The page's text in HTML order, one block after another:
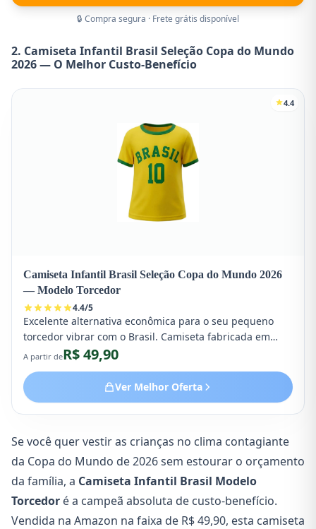
🔒 Compra segura · Frete grátis disponível
2. Camiseta Infantil Brasil Seleção Copa do Mundo
2026 — O Melhor Custo-Benefício
4.4
Camiseta Infantil Brasil Seleção Copa do Mundo 2026
— Modelo Torcedor
4.4/5
Excelente alternativa econômica para o seu pequeno
torcedor vibrar com o Brasil. Camiseta fabricada em
poliéster leve, altamente respirável, lavável e
A partir deR$ 49,90
Ver Melhor Oferta
Se você quer vestir as crianças no clima contagiante
da Copa do Mundo de 2026 sem estourar o orçamento
da família, a Camiseta Infantil Brasil Modelo
Torcedor é a campeã absoluta de custo-benefício.
Vendida na Amazon na faixa de R$ 49,90, esta camiseta